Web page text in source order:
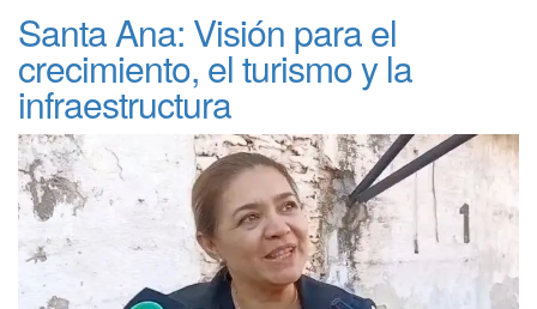
Santa Ana: Visión para el
crecimiento, el turismo y la
infraestructura